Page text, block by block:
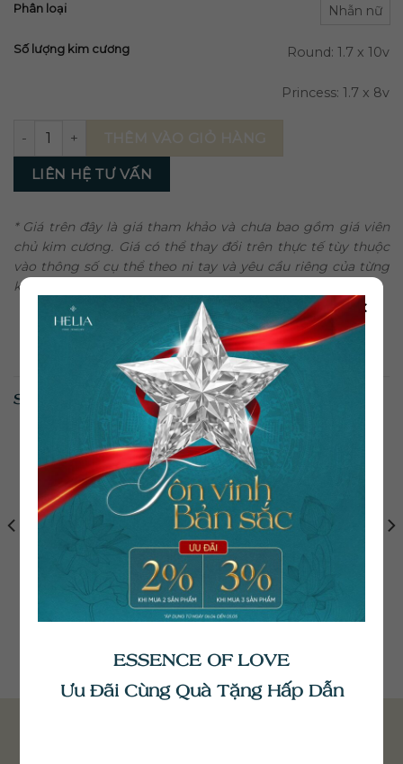
Phân loại Nhẫn nữ
Số lượng kim cương Round: 1.7 x 10v
Princess: 1.7 x 8v
Nhẫn Cưới Gemmic số lượng
LIÊN HỆ TƯ VẤN
* Giá trên đây là giá tham khảo và chưa bao gồm giá viên
chủ kim cương. Giá có thể thay đổi trên thực tế tùy thuộc
vào thông số cụ thể theo ni tay và yêu cầu riêng của từng
khách hàng.
SẢN PHẨM TƯƠNG TỰ
Nhẫn Cưới The
25.900.000₫
Nhẫn Cưới Flux ND149 –
14.200.000
×
ESSENCE OF LOVE
Ưu Đãi Cùng Quà Tặng Hấp Dẫn